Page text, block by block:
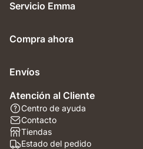
Servicio Emma
Compra ahora
Envíos
Atención al Cliente
Centro de ayuda
Contacto
Tiendas
Estado del pedido